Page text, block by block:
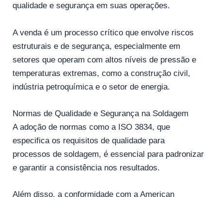
qualidade e segurança em suas operações.
A venda é um processo crítico que envolve riscos
estruturais e de segurança, especialmente em
setores que operam com altos níveis de pressão e
temperaturas extremas, como a construção civil,
indústria petroquímica e o setor de energia.
Normas de Qualidade e Segurança na Soldagem
A adoção de normas como a ISO 3834, que
especifica os requisitos de qualidade para
processos de soldagem, é essencial para padronizar
e garantir a consistência nos resultados.
Além disso, a conformidade com a American